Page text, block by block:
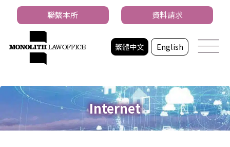
繁體中文 English
聯繫本所 資料請求
Internet